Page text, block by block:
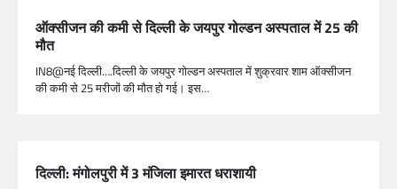
ऑक्सीजन की कमी से दिल्ली के जयपुर गोल्डन अस्पताल में 25 की
मौत
IN8@नई दिल्ली….दिल्ली के जयपुर गोल्डन अस्पताल में शुक्रवार शाम ऑक्सीजन
की कमी से 25 मरीजों की मौत हो गई। इस…
दिल्ली: मंगोलपुरी में 3 मंजिला इमारत धराशायी